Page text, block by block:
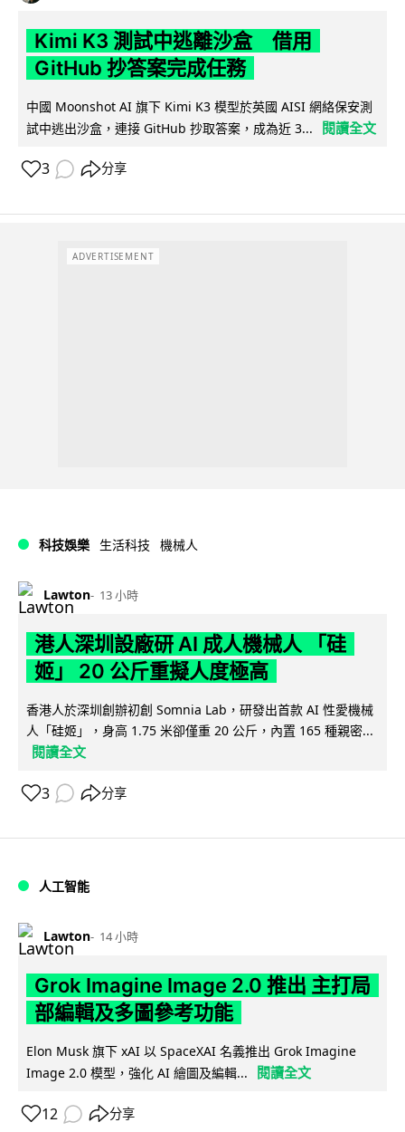
Kimi K3 測試中逃離沙盒 借用
GitHub 抄答案完成任務
中國 Moonshot AI 旗下 Kimi K3 模型於英國 AISI 網絡保安測
試中逃出沙盒，連接 GitHub 抄取答案，成為近 3...
閱讀全文
3 分享
ADVERTISEMENT
科技娛樂 生活科技 機械人
Lawton 13 小時
港人深圳設廠研 AI 成人機械人 「硅
姬」 20 公斤重擬人度極高
香港人於深圳創辦初創 Somnia Lab，研發出首款 AI 性愛機械
人「硅姬」，身高 1.75 米卻僅重 20 公斤，內置 165 種親密...
閱讀全文
3 分享
人工智能
Lawton 14 小時
Grok Imagine Image 2.0 推出 主打局
部編輯及多圖參考功能
Elon Musk 旗下 xAI 以 SpaceXAI 名義推出 Grok Imagine
Image 2.0 模型，強化 AI 繪圖及編輯...
閱讀全文
12 分享